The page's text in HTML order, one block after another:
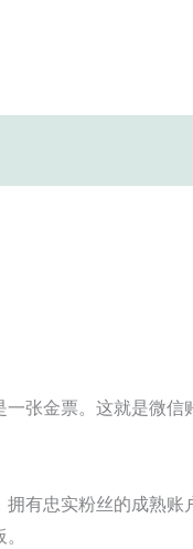
张金票。这就是微信
有忠实粉丝的成熟